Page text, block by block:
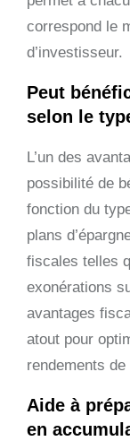
correspond le
d’investisseur.
Peut
selon le
L’un des
possibilité de
fonction du
plans
fiscales telles
exonérations
avantages
atout pour
rendements
Aide à
en